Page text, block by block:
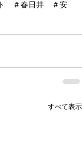
　＃春日井　＃安
すべて表示